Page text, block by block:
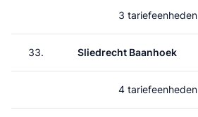
3 tariefeenheden
33. Sliedrecht Baanhoek
4 tariefeenheden